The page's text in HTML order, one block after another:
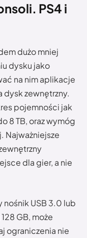
PS4 i
dużo mniej
dysku jako
na nim aplikacje
dysk zewnętrzny.
pojemności jak
8 TB, oraz wymóg
Najważniejsze
dla gier, a nie
nośnik USB 3.0 lub
GB, może
ograniczenia nie